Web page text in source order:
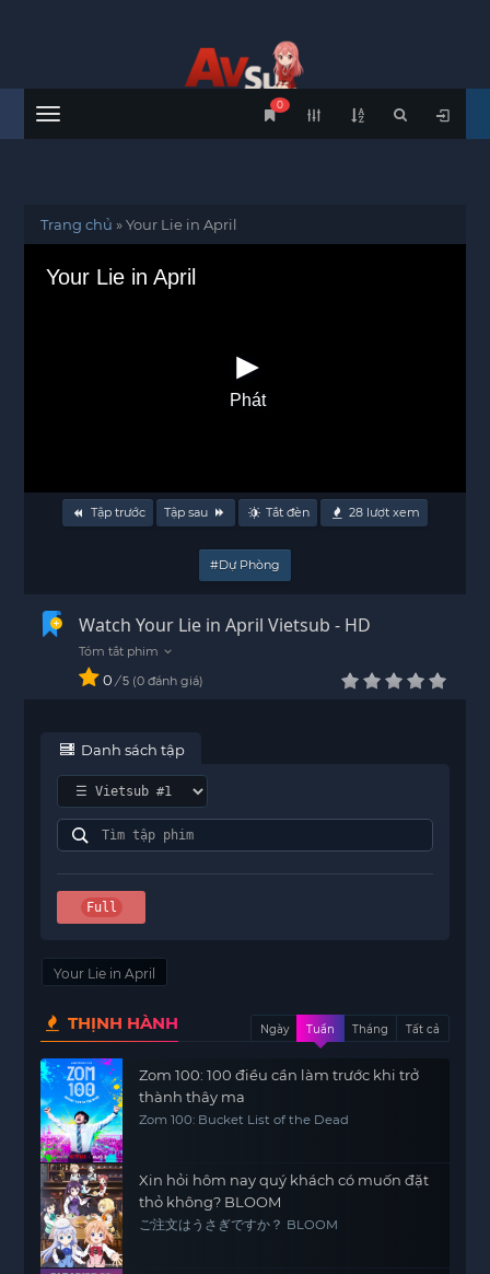
Menu
0
Trang chủ »Your Lie in April
Your Lie in April
Phát
Tập trước Tập sau Tắt đèn 28lượt xem
#Dự Phòng
Watch Your Lie in April Vietsub - HD
0 / 5 0 đánh giá
Danh sách tập
Full
Your Lie in April
THỊNH HÀNH Ngày Tuần Tháng Tất cả
Zom 100: 100 điều cần làm trước khi trở
thành thây ma
Zom 100: Bucket List of the Dead
Xin hỏi hôm nay quý khách có muốn đặt
thỏ không? BLOOM
ご注文はうさぎですか？ BLOOM